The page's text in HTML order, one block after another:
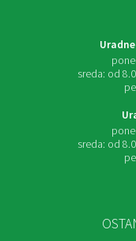
sreda: od
sreda: od